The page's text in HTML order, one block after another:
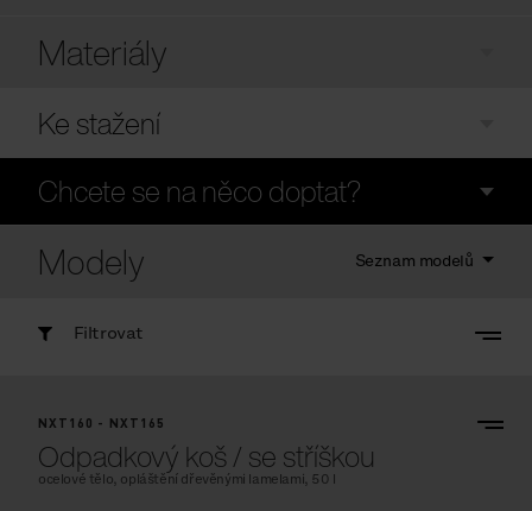
Materiály
Ke stažení
Chcete se na něco doptat?
Modely Seznam modelů
Filtrovat
NXT160 - NXT165
Odpadkový koš / se stříškou
ocelové tělo, opláštění dřevěnými lamelami, 50 l